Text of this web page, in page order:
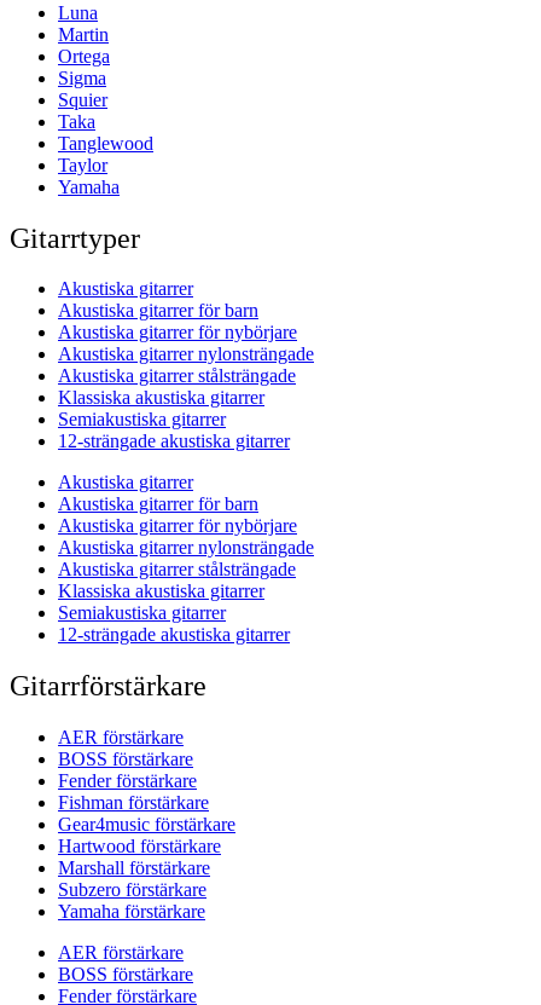
Luna
Martin
Ortega
Sigma
Squier
Taka
Tanglewood
Taylor
Yamaha
Gitarrtyper
Akustiska gitarrer
Akustiska gitarrer för barn
Akustiska gitarrer för nybörjare
Akustiska gitarrer nylonsträngade
Akustiska gitarrer stålsträngade
Klassiska akustiska gitarrer
Semiakustiska gitarrer
12-strängade akustiska gitarrer
Akustiska gitarrer
Akustiska gitarrer för barn
Akustiska gitarrer för nybörjare
Akustiska gitarrer nylonsträngade
Akustiska gitarrer stålsträngade
Klassiska akustiska gitarrer
Semiakustiska gitarrer
12-strängade akustiska gitarrer
Gitarrförstärkare
AER förstärkare
BOSS förstärkare
Fender förstärkare
Fishman förstärkare
Gear4music förstärkare
Hartwood förstärkare
Marshall förstärkare
Subzero förstärkare
Yamaha förstärkare
AER förstärkare
BOSS förstärkare
Fender förstärkare